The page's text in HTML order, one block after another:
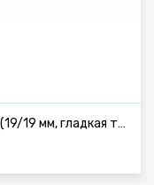
Карниз "Имидж" сатин, двухрядный (19/19 мм, гладкая труба)